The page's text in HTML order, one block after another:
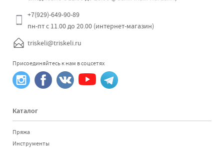
Отправить
+7(929)-649-90-89
пн-пт с 11.00 до 20.00 (интернет-магазин)
triskeli@triskeli.ru
Присоединяйтесь к нам в соцсетях
Каталог
Пряжа
Инструменты